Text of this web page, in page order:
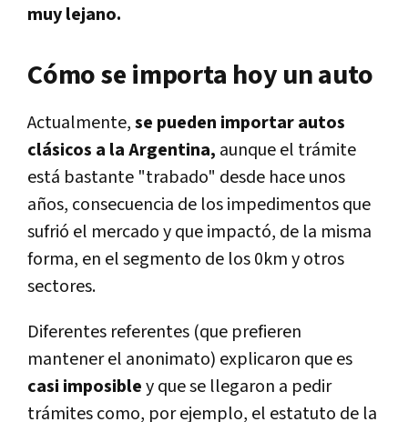
muy lejano.
Cómo se importa hoy un auto
Actualmente,se pueden importar autos
clásicos a la Argentina, aunque el trámite
está bastante "trabado" desde hace unos
años, consecuencia de los impedimentos que
sufrió el mercado y que impactó, de la misma
forma, en el segmento de los 0km y otros
sectores.
Diferentes referentes (que prefieren
mantener el anonimato) explicaron que es
casi imposibley que se llegaron a pedir
trámites como, por ejemplo, el estatuto de la